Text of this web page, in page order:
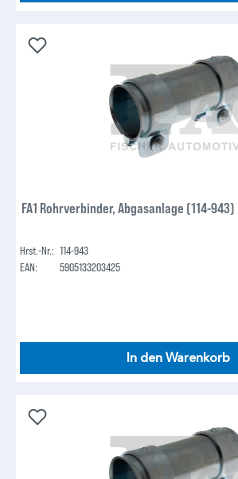
FA1 Rohrverbinder, Abgasanlage (114-943)
Hrst.-Nr.: 114-943
EAN:
5905133203425
In den Warenkorb